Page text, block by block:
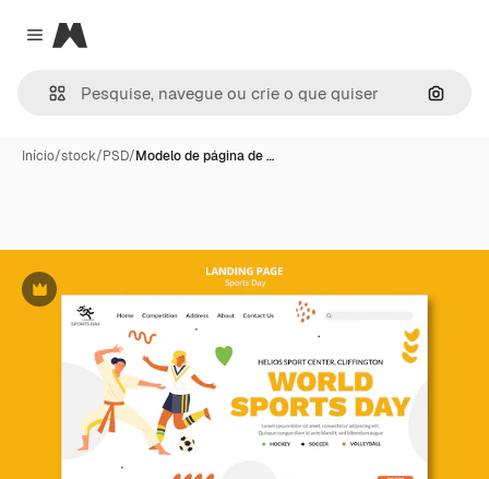
Close menu
Magnific
Início/stock/PSD/Modelo de página de …
Premium